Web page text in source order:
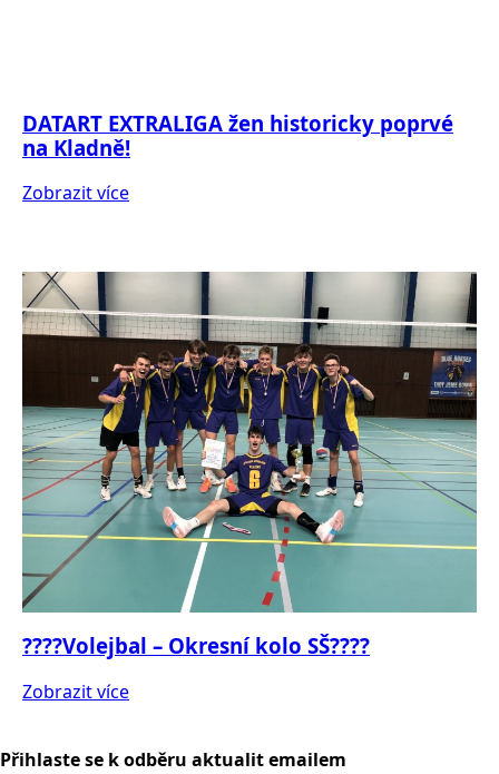
DATART EXTRALIGA žen historicky poprvé
na Kladně!
Zobrazit více
????Volejbal – Okresní kolo SŠ????
Zobrazit více
Přihlaste se k odběru aktualit emailem